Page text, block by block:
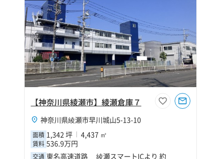
【神奈川県綾瀬市】綾瀬倉庫７
神奈川県綾瀬市早川城山5-13-10
面積 1,342 坪 4,437 ㎡
賃料 536.9万円
交通 東名高速道路 綾瀬スマートICより 約